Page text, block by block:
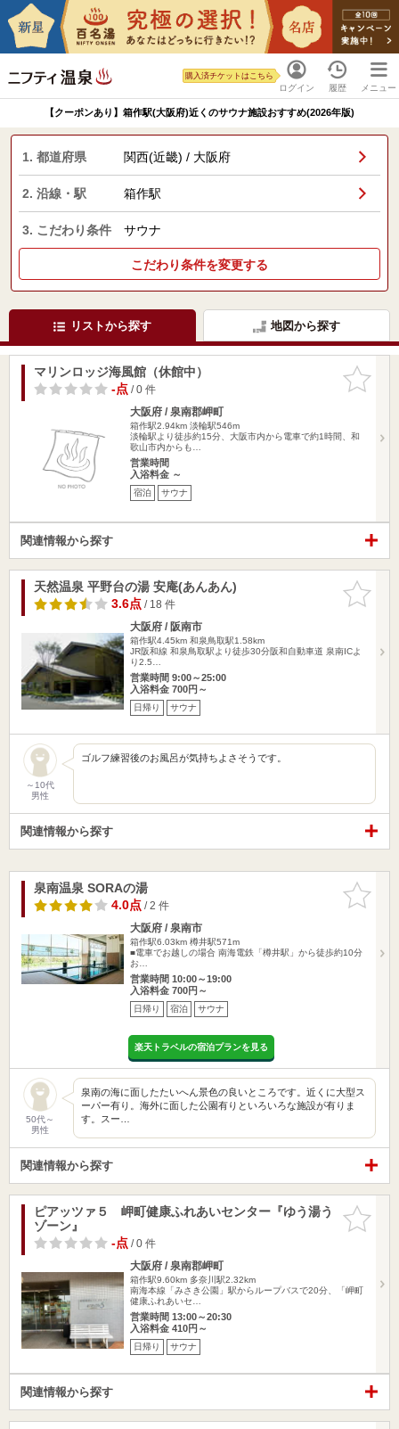
ログイン
購入済チケットはこちら
履歴 メニュー
【クーポンあり】箱作駅(大阪府)近くのサウナ施設おすすめ(2026年版)
1. 都道府県 関西(近畿) / 大阪府
2. 沿線・駅 箱作駅
3. こだわり条件 サウナ
こだわり条件を変更する
リストから探す 地図から探す
お気に入
りに追加
マリンロッジ海風館（休館中）
-点/ 0 件
大阪府 / 泉南郡岬町
箱作駅2.94km 淡輪駅546m
淡輪駅より徒歩約15分、大阪市内から電車で約1時間、和
歌山市内からも…
営業時間
入浴料金 ～
宿泊 サウナ
関連情報から探す
お気に入
りに追加
天然温泉 平野台の湯 安庵(あんあん)
3.6点/ 18 件
大阪府 / 阪南市
箱作駅4.45km 和泉鳥取駅1.58km
JR阪和線 和泉鳥取駅より徒歩30分阪和自動車道 泉南ICよ
り2.5…
営業時間 9:00～25:00
入浴料金 700円～
日帰り サウナ
～10代
男性
ゴルフ練習後のお風呂が気持ちよさそうです。
関連情報から探す
お気に入
りに追加
泉南温泉 SORAの湯
4.0点/ 2 件
大阪府 / 泉南市
箱作駅6.03km 樽井駅571m
■電車でお越しの場合 南海電鉄「樽井駅」から徒歩約10分
お…
営業時間 10:00～19:00
入浴料金 700円～
日帰り 宿泊 サウナ
楽天トラベルの宿泊プランを見る
50代～
男性
泉南の海に面したたいへん景色の良いところです。近くに大型ス
ーパー有り。海外に面した公園有りといろいろな施設が有りま
す。スー…
関連情報から探す
お気に入
りに追加
ピアッツァ５ 岬町健康ふれあいセンター『ゆう湯う
ゾーン』
-点/ 0 件
大阪府 / 泉南郡岬町
箱作駅9.60km 多奈川駅2.32km
南海本線「みさき公園」駅からループバスで20分、「岬町
健康ふれあいセ…
営業時間 13:00～20:30
入浴料金 410円～
日帰り サウナ
関連情報から探す